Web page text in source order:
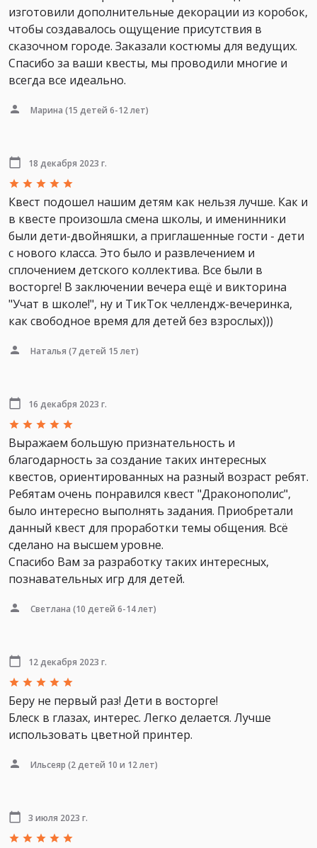
изготовили дополнительные декорации из коробок,
чтобы создавалось ощущение присутствия в
сказочном городе. Заказали костюмы для ведущих.
Спасибо за ваши квесты, мы проводили многие и
всегда все идеально.
Марина (15 детей 6-12 лет)
18 декабря 2023 г.
Квест подошел нашим детям как нельзя лучше. Как и
в квесте произошла смена школы, и именинники
были дети-двойняшки, а приглашенные гости - дети
с нового класса. Это было и развлечением и
сплочением детского коллектива. Все были в
восторге! В заключении вечера ещё и викторина
"Учат в школе!", ну и ТикТок челлендж-вечеринка,
как свободное время для детей без взрослых)))
Наталья (7 детей 15 лет)
16 декабря 2023 г.
Выражаем большую признательность и
благодарность за создание таких интересных
квестов, ориентированных на разный возраст ребят.
Ребятам очень понравился квест "Драконополис",
было интересно выполнять задания. Приобретали
данный квест для проработки темы общения. Всё
сделано на высшем уровне.
Спасибо Вам за разработку таких интересных,
познавательных игр для детей.
Светлана (10 детей 6-14 лет)
12 декабря 2023 г.
Беру не первый раз! Дети в восторге!
Блеск в глазах, интерес. Легко делается. Лучше
использовать цветной принтер.
Ильсеяр (2 детей 10 и 12 лет)
3 июля 2023 г.